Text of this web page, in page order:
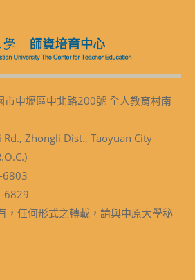
中壢區中北路200號 全人教育村南
Zhongli Dist., Taoyuan City
6829
，任何形式之轉載，請與中原大學秘